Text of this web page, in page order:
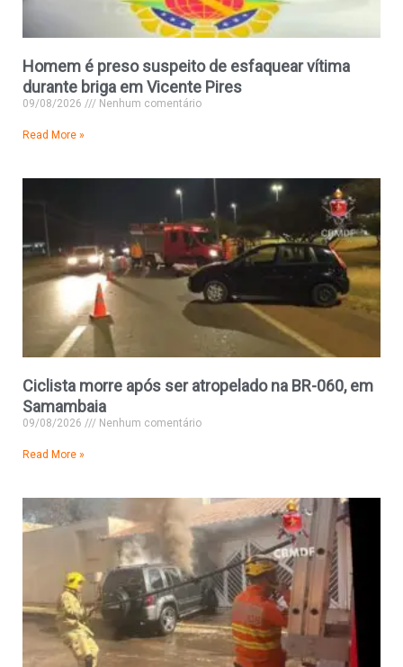
Homem é preso suspeito de esfaquear vítima
durante briga em Vicente Pires
09/08/2026 Nenhum comentário
Read More »
Ciclista morre após ser atropelado na BR-060, em
Samambaia
09/08/2026 Nenhum comentário
Read More »